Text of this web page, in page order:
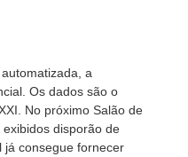
a
Os dados são o
No próximo Salão de
disporão de
já consegue fornecer